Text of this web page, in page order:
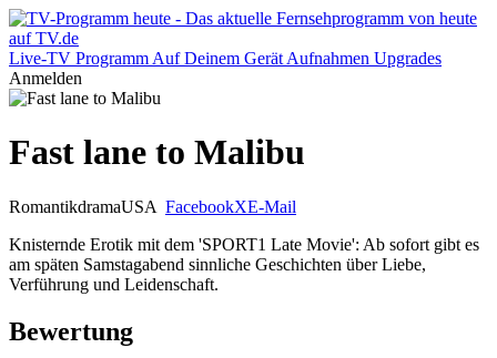
Live-TV Programm Auf Deinem Gerät Aufnahmen Upgrades
Anmelden
Fast lane to Malibu
RomantikdramaUSA FacebookXE-Mail
Knisternde Erotik mit dem 'SPORT1 Late Movie': Ab sofort gibt es
am späten Samstagabend sinnliche Geschichten über Liebe,
Verführung und Leidenschaft.
Bewertung